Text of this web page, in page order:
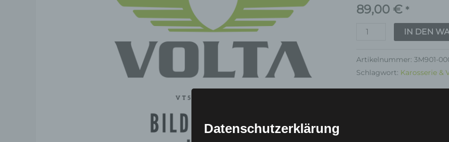
89,00 € *
Menge
IN DEN
Artikelnummer:3M901-
Schlagwort: Karosserie &
Datenschutzerklärung